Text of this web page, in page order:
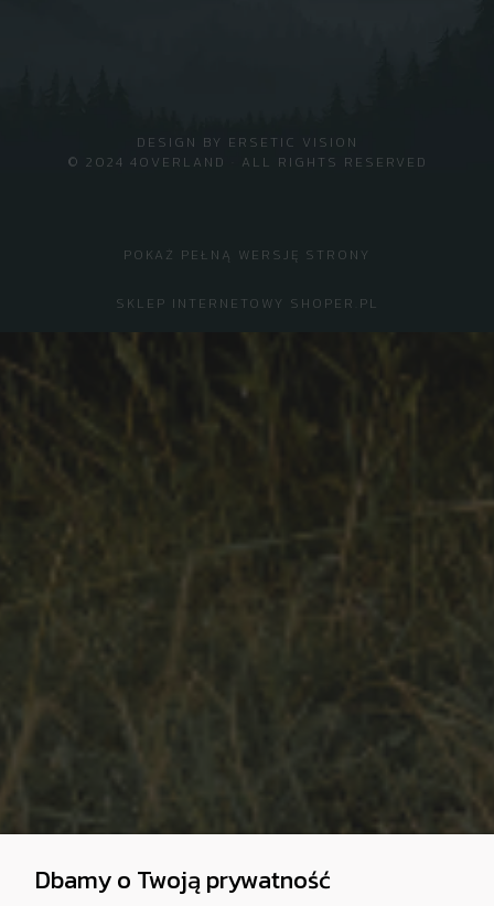
© 2024 4OVERLAND · ALL RIGHTS RESERVED
DESIGN BY ERSETIC VISION
POKAŻ PEŁNĄ WERSJĘ STRONY
SKLEP INTERNETOWY SHOPER.PL
Dbamy o Twoją prywatność